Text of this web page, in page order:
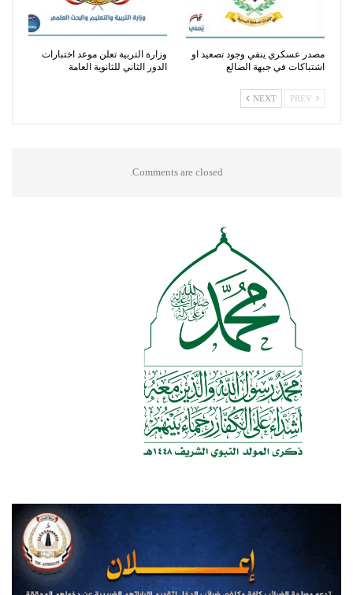
مصدر عسكري ينفي وجود تصعيد او
اشتباكات في جبهة الضالع
وزارة التربية تعلن موعد اختبارات
الدور الثاني للثانوية العامة
NEXT
Comments are closed.